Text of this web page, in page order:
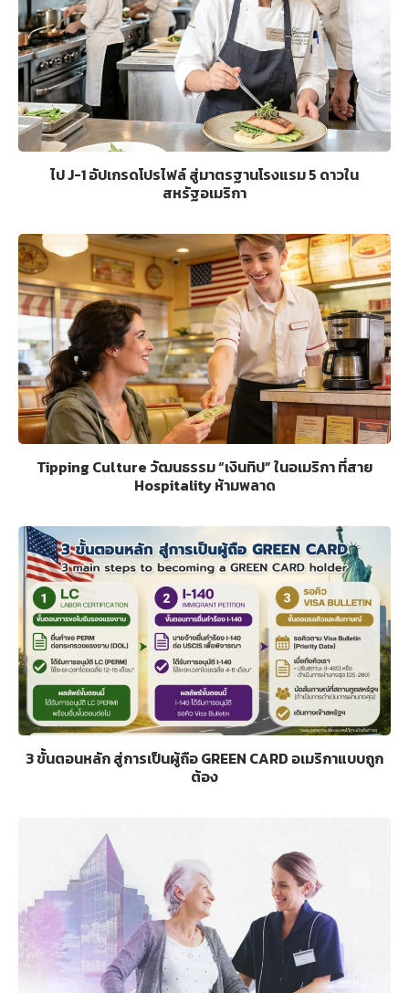
ไป J-1 อัปเกรดโปรไฟล์ สู่มาตรฐานโรงแรม 5 ดาวใน
สหรัฐอเมริกา
Tipping Culture วัฒนธรรม “เงินทิป” ในอเมริกา ที่สาย
Hospitality ห้ามพลาด
3 ขั้นตอนหลัก สู่การเป็นผู้ถือ GREEN CARD อเมริกาแบบถูก
ต้อง